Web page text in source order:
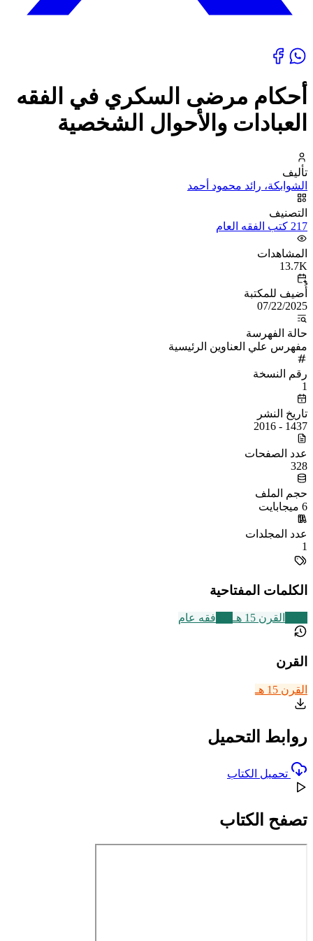
أحكام مرضى السكري في الفقه
العبادات والأحوال الشخصية
تأليف
الشوابكة، رائد محمود أحمد
التصنيف
217 كتب الفقه العام
المشاهدات
13.7K
أُضيف للمكتبة
07/22/2025
حالة الفهرسة
مفهرس علي العناوين الرئيسية
رقم النسخة
1
تاريخ النشر
1437 - 2016
عدد الصفحات
328
حجم الملف
6 ميجابايت
عدد المجلدات
1
الكلمات المفتاحية
القرن 15 هـ فقه عام
القرن
القرن 15 هـ
روابط التحميل
تحميل الكتاب
تصفح الكتاب